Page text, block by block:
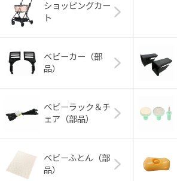
ショッピングカー
ト
ベビーカー（部
品）
ベビーラック＆チ
ェア（部品）
ベビーふとん（部
品）